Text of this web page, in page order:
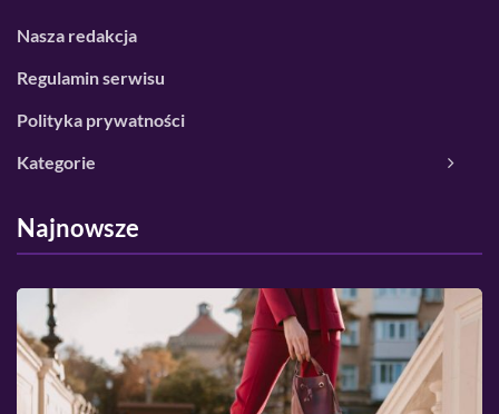
Nasza redakcja
Regulamin serwisu
Polityka prywatności
Kategorie
Najnowsze